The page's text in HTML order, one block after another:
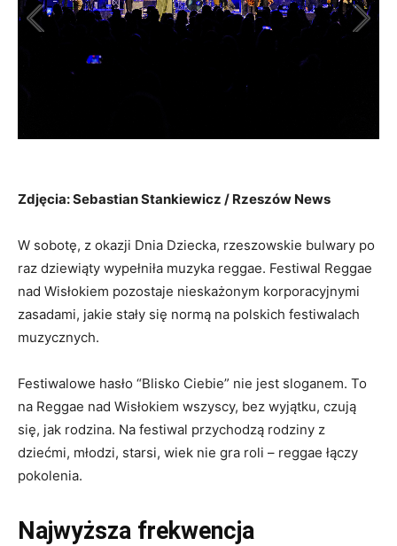
Zdjęcia: Sebastian Stankiewicz / Rzeszów News
W sobotę, z okazji Dnia Dziecka, rzeszowskie bulwary po
raz dziewiąty wypełniła muzyka reggae. Festiwal Reggae
nad Wisłokiem pozostaje nieskażonym korporacyjnymi
zasadami, jakie stały się normą na polskich festiwalach
muzycznych.
Festiwalowe hasło “Blisko Ciebie” nie jest sloganem. To
na Reggae nad Wisłokiem wszyscy, bez wyjątku, czują
się, jak rodzina. Na festiwal przychodzą rodziny z
dziećmi, młodzi, starsi, wiek nie gra roli – reggae łączy
pokolenia.
Najwyższa frekwencja